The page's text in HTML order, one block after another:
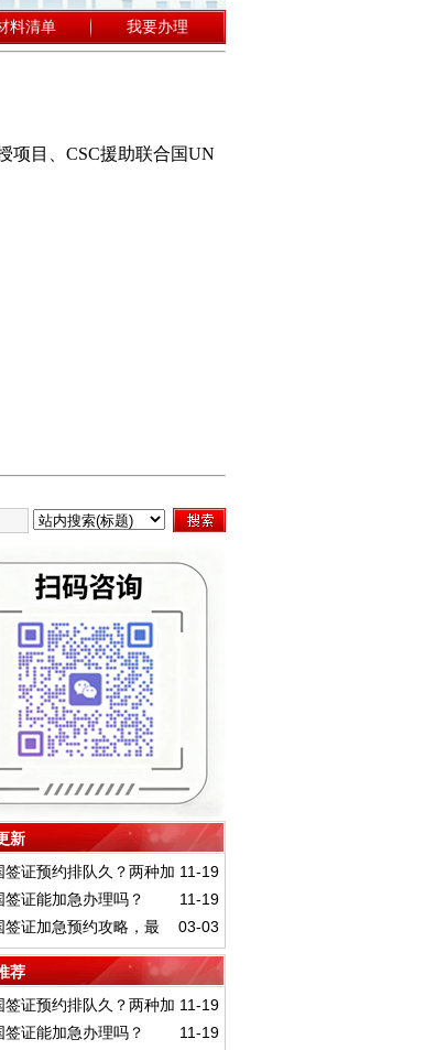
料清单 我要办理
项目、CSC援助联合国UN
新
11-19
签证预约排队久？两种加
径助你尽快面签
11-19
签证能加急办理吗？
03-03
签证加急预约攻略，最
通过，美国签证加急预约
荐
11-19
签证预约排队久？两种加
径助你尽快面签
11-19
签证能加急办理吗？